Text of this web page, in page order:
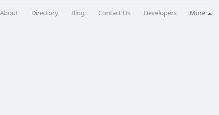
About Directory Blog Contact Us Developers More